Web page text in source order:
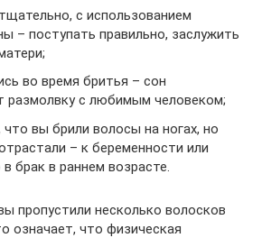
с использованием
– поступать правильно, заслужить
во время бритья – сон
размолвку с любимым человеком;
что вы брили волосы на ногах, но
– к беременности или
брак в раннем возрасте.
пропустили несколько волосков
означает, что физическая